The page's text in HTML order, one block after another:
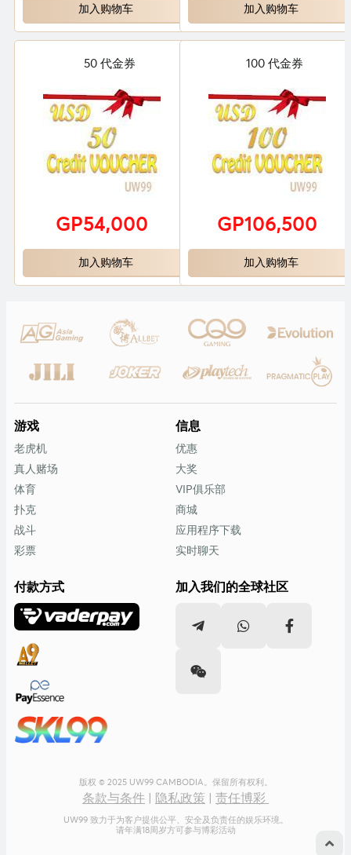
加入购物车 加入购物车
50 代金券
GP54,000
加入购物车
100 代金券
GP106,500
加入购物车
游戏
老虎机
真人赌场
体育
扑克
战斗
彩票
信息
优惠
大奖
VIP俱乐部
商城
应用程序下载
实时聊天
付款方式 加入我们的全球社区
版权 © 2025 UW99 CAMBODIA。保留所有权利。
条款与条件 隐私政策 责任博彩
UW99 致力于为客户提供公平、安全及负责任的娱乐环境。
请年满18周岁方可参与博彩活动